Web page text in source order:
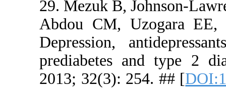
29. Mezuk
Abdou
2013;